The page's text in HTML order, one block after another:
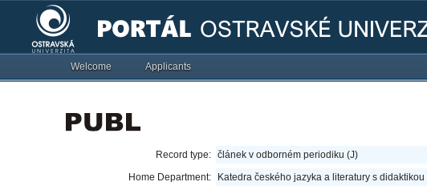
Welcome Applicants
Record type: článek v odborném periodiku (J)
Home Department:
Katedra českého jazyka a literatury s